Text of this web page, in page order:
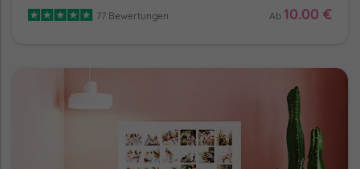
77 Bewertungen Ab 10.00 €